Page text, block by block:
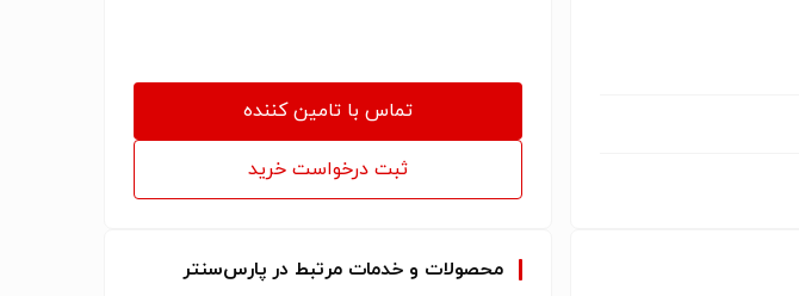
تماس با تامین کننده
ثبت درخواست خرید
محصولات و خدمات مرتبط در پارس‌سنتر